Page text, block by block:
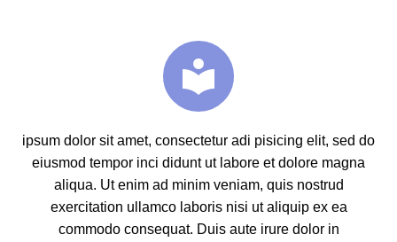


ipsum dolor sit amet, consectetur adi pisicing elit, sed do
eiusmod tempor inci didunt ut labore et dolore magna
aliqua. Ut enim ad minim veniam, quis nostrud
exercitation ullamco laboris nisi ut aliquip ex ea
commodo consequat. Duis aute irure dolor in